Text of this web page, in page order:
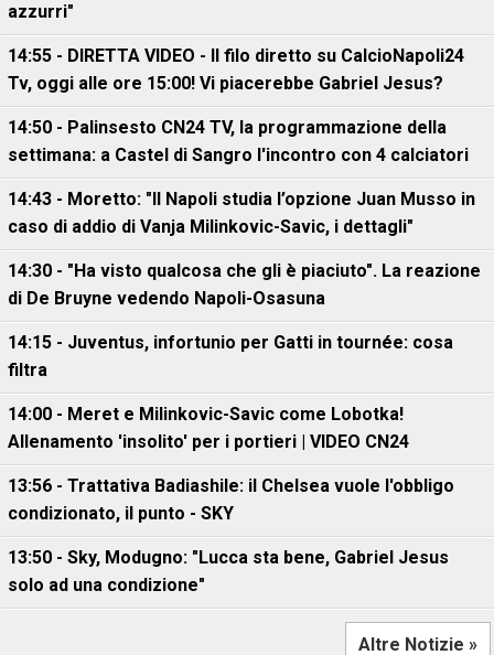
azzurri"
14:55 - DIRETTA VIDEO - Il filo diretto su CalcioNapoli24
Tv, oggi alle ore 15:00! Vi piacerebbe Gabriel Jesus?
14:50 - Palinsesto CN24 TV, la programmazione della
settimana: a Castel di Sangro l'incontro con 4 calciatori
14:43 - Moretto: "Il Napoli studia l’opzione Juan Musso in
caso di addio di Vanja Milinkovic-Savic, i dettagli"
14:30 - "Ha visto qualcosa che gli è piaciuto". La reazione
di De Bruyne vedendo Napoli-Osasuna
14:15 - Juventus, infortunio per Gatti in tournée: cosa
filtra
14:00 - Meret e Milinkovic-Savic come Lobotka!
Allenamento 'insolito' per i portieri | VIDEO CN24
13:56 - Trattativa Badiashile: il Chelsea vuole l'obbligo
condizionato, il punto - SKY
13:50 - Sky, Modugno: "Lucca sta bene, Gabriel Jesus
solo ad una condizione"
Altre Notizie »